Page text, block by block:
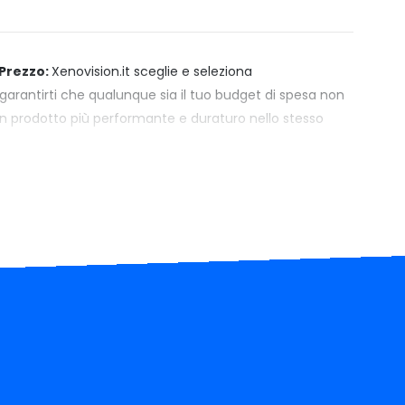
Xenovision.it sceglie e seleziona
che qualunque sia il tuo budget di spesa non
prodotto più performante e duraturo nello stesso
da raggiungere per i concorrenti. Per questo allo